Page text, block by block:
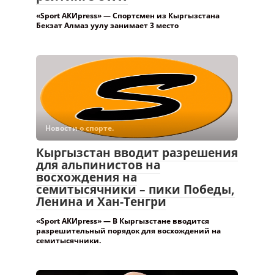
Кыргызстан вводит разрешения
для альпинистов на
восхождения на
семитысячники – пики Победы,
Ленина и Хан-Тенгри
«Sport АКИpress» — В Кыргызстане вводится
разрешительный порядок для восхождений на
семитысячники.